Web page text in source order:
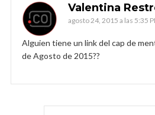
Valentina
agosto 24, 2015 a las 5:35
Alguien tiene un link del cap de
de Agosto de 2015??